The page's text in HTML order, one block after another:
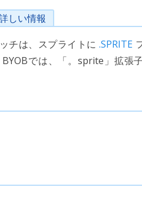
しい情報
チは、スプライトに .SPRITE
BYOBでは、「。sprite」拡張